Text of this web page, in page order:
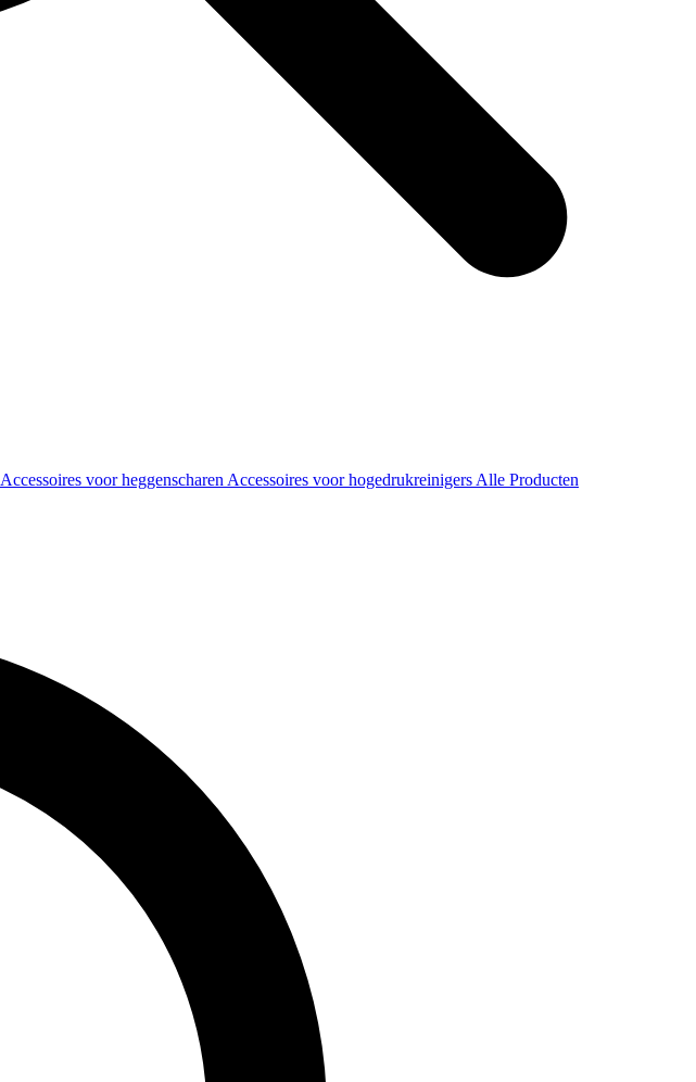
Accessoires voor heggenscharen Accessoires voor hogedrukreinigers Alle Producten